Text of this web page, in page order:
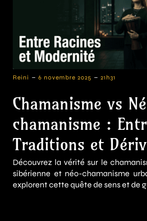
Reini - 6 novembre 2025 - 21h31
Chamanisme vs
chamanisme :
Traditions et
Découvrez la vérité sur le
sibérienne et néo-chamanisme
explorent cette quête de sens et de